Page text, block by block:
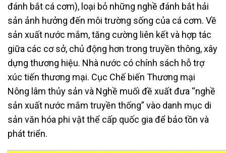
đánh bắt cá cơm), loại bỏ những nghề đánh bắt hải
sản ảnh hưởng đến môi trường sống của cá cơm. Về
sản xuất nước mắm, tăng cường liên kết và hợp tác
giữa các cơ sở, chủ động hơn trong truyền thông, xây
dựng thương hiệu. Nhà nước có chính sách hỗ trợ
xúc tiến thương mại. Cục Chế biến Thương mại
Nông lâm thủy sản và Nghề muối đề xuất đưa “nghề
sản xuất nước mắm truyền thống” vào danh mục di
sản văn hóa phi vật thể cấp quốc gia để bảo tồn và
phát triển.